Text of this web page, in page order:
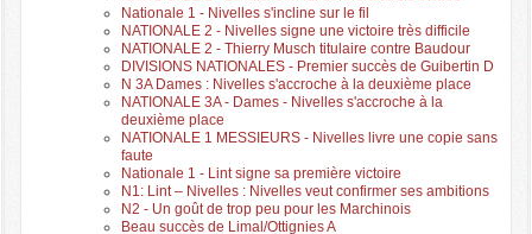
Nationale 1 - Nivelles s'incline sur le fil
NATIONALE 2 - Nivelles signe une victoire très difficile
NATIONALE 2 - Thierry Musch titulaire contre Baudour
DIVISIONS NATIONALES - Premier succès de Guibertin D
N 3A Dames : Nivelles s'accroche à la deuxième place
NATIONALE 3A - Dames - Nivelles s'accroche à la
deuxième place
NATIONALE 1 MESSIEURS - Nivelles livre une copie sans
faute
Nationale 1 - Lint signe sa première victoire
N1: Lint – Nivelles : Nivelles veut confirmer ses ambitions
N2 - Un goût de trop peu pour les Marchinois
Beau succès de Limal/Ottignies A